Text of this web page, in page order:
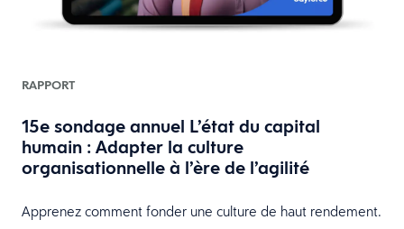
RAPPORT
15e sondage annuel L’état du capital
humain : Adapter la culture
organisationnelle à l’ère de l’agilité
Apprenez comment fonder une culture de haut rendement.